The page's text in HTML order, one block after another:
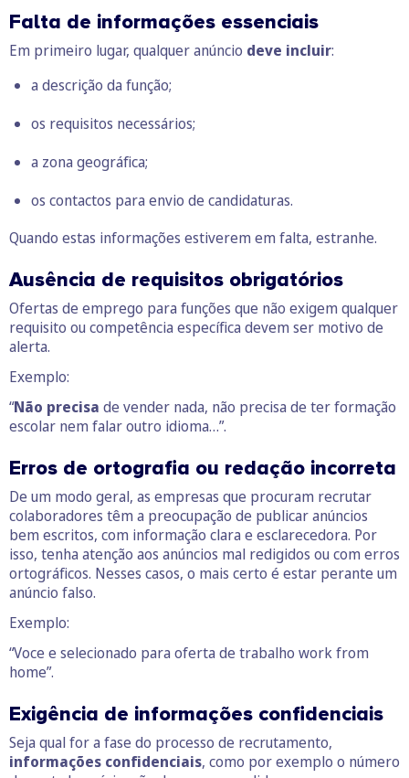
Falta de informações essenciais
Em primeiro lugar, qualquer anúncio deve incluir:
a descrição da função;
os requisitos necessários;
a zona geográfica;
os contactos para envio de candidaturas.
Quando estas informações estiverem em falta, estranhe.
Ausência de requisitos obrigatórios
Ofertas de emprego para funções que não exigem qualquer
requisito ou competência específica devem ser motivo de
alerta.
Exemplo:
“Não precisa de vender nada, não precisa de ter formação
escolar nem falar outro idioma…”.
Erros de ortografia ou redação incorreta
De um modo geral, as empresas que procuram recrutar
colaboradores têm a preocupação de publicar anúncios
bem escritos, com informação clara e esclarecedora. Por
isso, tenha atenção aos anúncios mal redigidos ou com erros
ortográficos. Nesses casos, o mais certo é estar perante um
anúncio falso.
Exemplo:
“Voce e selecionado para oferta de trabalho work from
home”.
Exigência de informações confidenciais
Seja qual for a fase do processo de recrutamento,
informações confidenciais, como por exemplo o número